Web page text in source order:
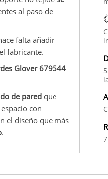
al paso del
falta añadir
fabricante.
Glover 679544
de pared que
con
el diseño que más
.